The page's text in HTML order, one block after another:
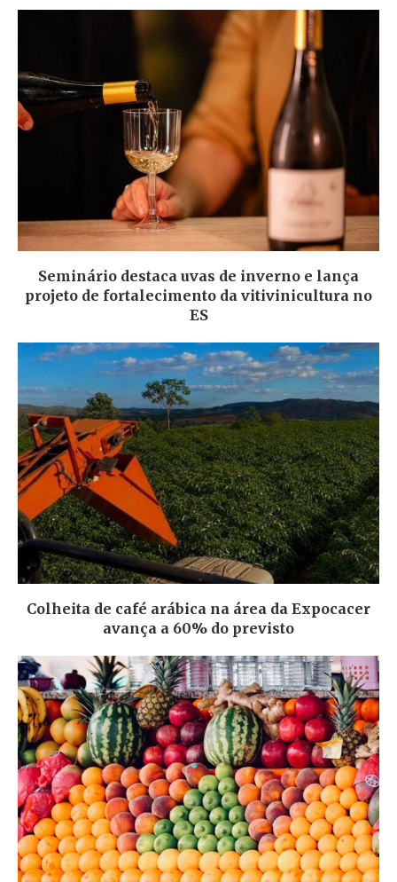
Seminário destaca uvas de inverno e lança
projeto de fortalecimento da vitivinicultura no
ES
Colheita de café arábica na área da Expocacer
avança a 60% do previsto